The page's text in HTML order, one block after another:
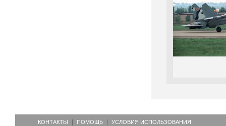
КОНТАКТЫ ПОМОЩЬ УСЛОВИЯ ИСПОЛЬЗОВАНИЯ